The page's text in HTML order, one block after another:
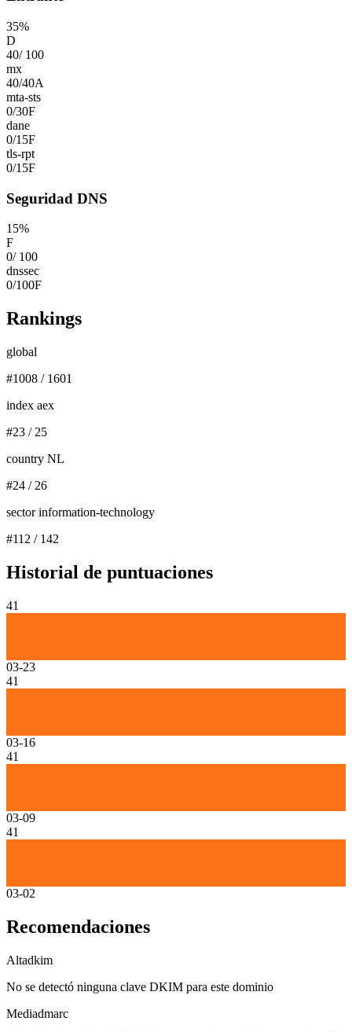
35%
D
40/ 100
mx
40/40A
mta-sts
0/30F
dane
0/15F
tls-rpt
0/15F
Seguridad DNS
15%
F
0/ 100
dnssec
0/100F
Rankings
global
#1008 / 1601
index aex
#23 / 25
country NL
#24 / 26
sector information-technology
#112 / 142
Historial de puntuaciones
41
03-23
41
03-16
41
03-09
41
03-02
Recomendaciones
Altadkim
No se detectó ninguna clave DKIM para este dominio
Mediadmarc